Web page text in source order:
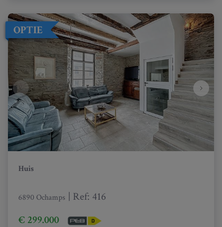
OPTIE
Huis
6890 Ochamps Ref: 416
€ 299.000